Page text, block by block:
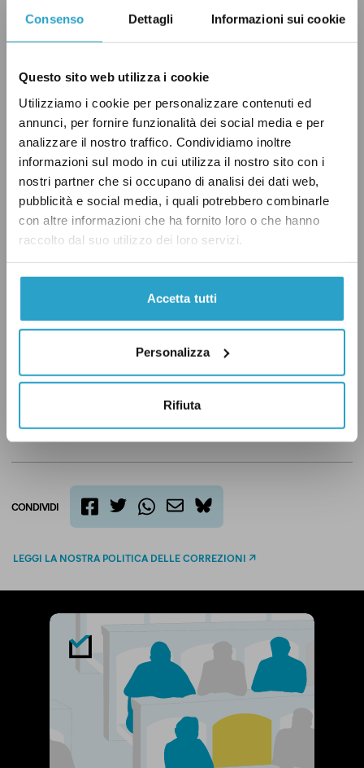
Consenso Dettagli Informazioni sui cookie
Questo sito web utilizza i cookie
Utilizziamo i cookie per personalizzare contenuti ed
annunci, per fornire funzionalità dei social media e per
analizzare il nostro traffico. Condividiamo inoltre
informazioni sul modo in cui utilizza il nostro sito con i
nostri partner che si occupano di analisi dei dati web,
pubblicità e social media, i quali potrebbero combinarle
con altre informazioni che ha fornito loro o che hanno
raccolto dal suo utilizzo dei loro servizi.
Accetta tutti
Personalizza
Rifiuta
L’Italia ha quindi, da sola, circa il 5% dei beni
mondiali e contribuisce in buona parte a
rendere l’Europa il continente con il maggior
numero di siti. “Vero”!
VERO
CONDIVIDI
bluesky
LEGGI LA NOSTRA POLITICA DELLE CORREZIONI